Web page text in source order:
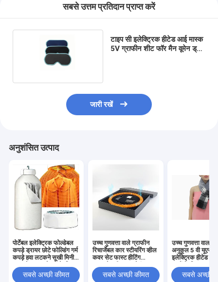
सबसे उत्तम प्रतिदान प्राप्त करें
टाइप सी इलेक्ट्रिक हीटेड आई मास्क
5V ग्राफीन शीट फॉर मैन वूमेन ड्राई
जारी रखें
अनुशंसित उत्पाद
पोर्टेबल इलेक्ट्रिक फोल्डेबल
कपड़े ड्रायर छोटे फोल्डिंग गर्म
कपड़े हवा लटकने सूखी मिनी
सूखीसबसे अच्छी कीमत
उच्च गुणवत्ता वाले ग्राफीन
रिचार्जेबल कार स्टीयरिंग व्हील
कवर सेट फास्ट हीटिंग
रैपिड ओवरहीट प्रोटेक्शन
सबसे अच्छी कीमत
उच्च गुणवत्ता वाला
अनुकूल 5 वी यूएसबी
इलेक्ट्रिक हीटेड नेक
मल्टीफंक्शनल
सहायक उपकरण
सबसे अच्छी